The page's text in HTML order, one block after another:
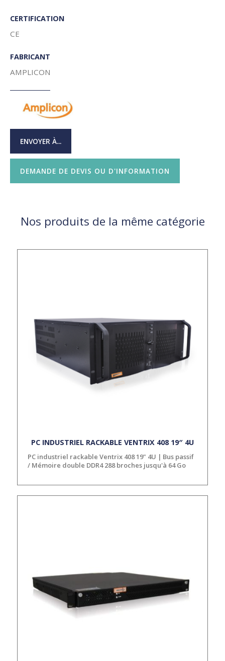
CERTIFICATION
CE
FABRICANT
AMPLICON
ENVOYER À...
DEMANDE DE DEVIS OU D'INFORMATION
Nos produits de la même catégorie
PC INDUSTRIEL RACKABLE VENTRIX 408 19″ 4U
PC industriel rackable Ventrix 408 19" 4U | Bus passif
/ Mémoire double DDR4 288 broches jusqu'à 64 Go